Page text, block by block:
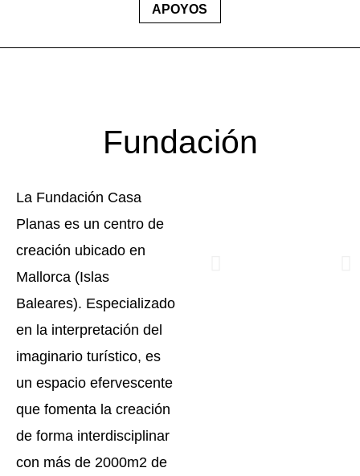
APOYOS
Fundación
La Fundación Casa
Planas es un centro de
creación ubicado en
Mallorca (Islas
Baleares). Especializado
en la interpretación del
imaginario turístico, es
un espacio efervescente
que fomenta la creación
de forma interdisciplinar
con más de 2000m2 de